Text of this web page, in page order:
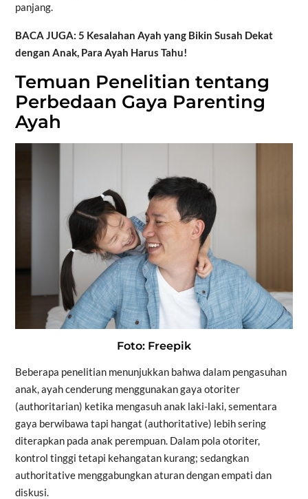
panjang.
BACA JUGA: 5 Kesalahan Ayah yang Bikin Susah Dekat
dengan Anak, Para Ayah Harus Tahu!
Temuan Penelitian tentang
Perbedaan Gaya Parenting
Ayah
Foto: Freepik
Beberapa penelitian menunjukkan bahwa dalam pengasuhan
anak, ayah cenderung menggunakan gaya otoriter
(authoritarian) ketika mengasuh anak laki-laki, sementara
gaya berwibawa tapi hangat (authoritative) lebih sering
diterapkan pada anak perempuan. Dalam pola otoriter,
kontrol tinggi tetapi kehangatan kurang; sedangkan
authoritative menggabungkan aturan dengan empati dan
diskusi.